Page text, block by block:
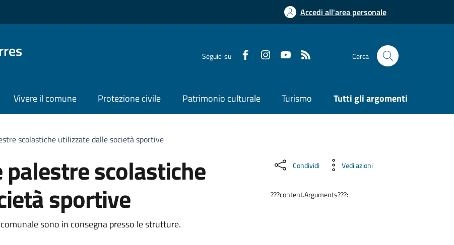
Accedi all'area personale
Seguici su Cerca
Vivere il comune Protezione civile Patrimonio culturale Turismo Tutti gli argomenti
scolastiche utilizzate dalle società sportive
scolastiche
sportive
sono in consegna presso le strutture.
Condividi Vedi azioni
???content.Arguments???: